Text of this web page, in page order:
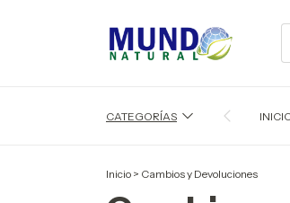
CATEGORÍAS
Inicio > Cambios y Devoluciones